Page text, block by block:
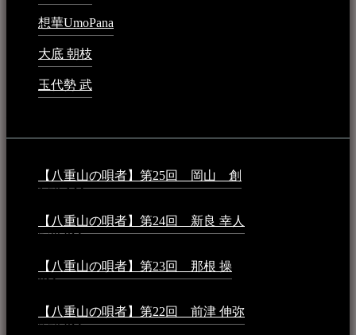
想華UmoPana
大底 朝枝
玉代勢 武
【八重山の唄者】第25回 岡山 創
1:50 AM
【八重山の唄者】第24回 新良 幸人
5:29 PM
【八重山の唄者】第23回 那根 操
PM
【八重山の唄者】第22回 前津 伸弥
7:50 PM